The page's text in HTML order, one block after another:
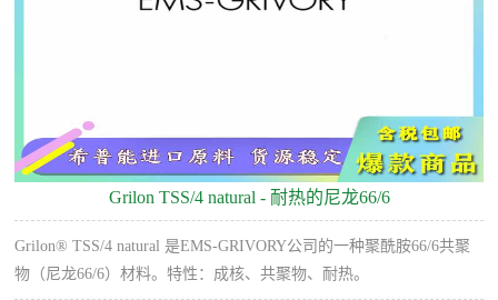
Grilon TSS/4 natural - 耐热的尼龙66/6
Grilon® TSS/4 natural 是EMS-GRIVORY公司的一种聚酰胺66/6共聚
物（尼龙66/6）材料。特性：成核、共聚物、耐热。